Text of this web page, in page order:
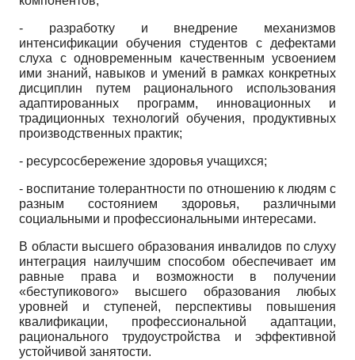
- разработку и внедрение механизмов
интенсификации обучения студентов с дефектами
слуха с одновременным качественным усвоением
ими знаний, навыков и умений в рамках конкретных
дисциплин путем рационального использования
адаптированных программ, инновационных и
традиционных технологий обучения, продуктивных
производственных практик;
- ресурсосбережение здоровья учащихся;
- воспитание толерантности по отношению к людям с
разным состоянием здоровья, различными
социальными и профессиональными интересами.
В области высшего образования инвалидов по слуху
интеграция наилучшим способом обеспечивает им
равные права и возможности в получении
«беступикового» высшего образования любых
уровней и ступеней, перспективы повышения
квалификации, профессиональной адаптации,
рационального трудоустройства и эффективной
устойчивой занятости.